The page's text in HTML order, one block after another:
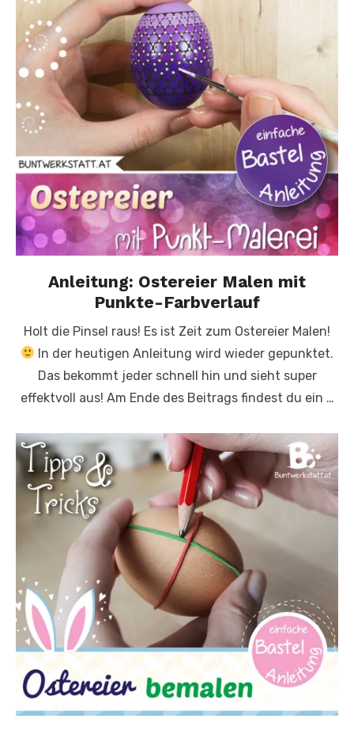
Anleitung: Ostereier Malen mit
Punkte-Farbverlauf
Holt die Pinsel raus! Es ist Zeit zum Ostereier Malen!
In der heutigen Anleitung wird wieder gepunktet.
Das bekommt jeder schnell hin und sieht super
effektvoll aus! Am Ende des Beitrags findest du ein …